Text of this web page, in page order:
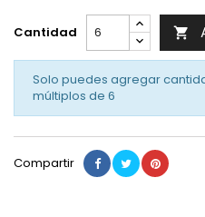
Cantidad 
Solo puedes agregar
múltiplos de 6
Compartir